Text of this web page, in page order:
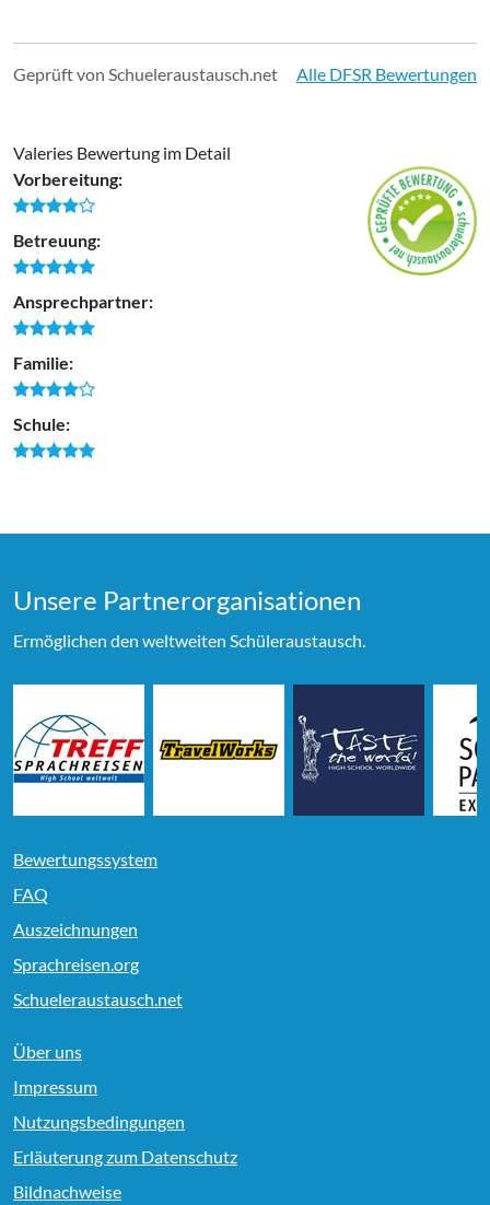
Geprüft von Schueleraustausch.net Alle DFSR Bewertungen
Valeries Bewertung im Detail
Vorbereitung:
Betreuung:
Ansprechpartner:
Familie:
Schule:
Unsere Partner­organi­sationen
Ermöglichen den weltweiten Schüleraustausch.
Bewertungssystem
FAQ
Auszeichnungen
Sprachreisen.org
Schueleraustausch.net
Über uns
Impressum
Nutzungsbedingungen
Erläuterung zum Datenschutz
Bildnachweise